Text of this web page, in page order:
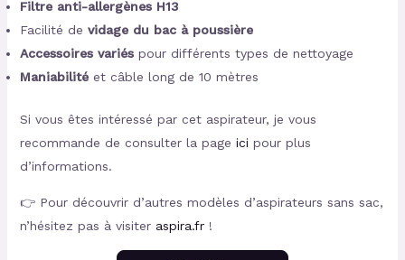
Filtre anti-allergènes H13
Facilité de vidage du bac à poussière
Accessoires variéspour différents types de nettoyage
Maniabilitéet câble long de 10 mètres
Si vous êtes intéressé par cet aspirateur, je vous
recommande de consulter la page ici pour plus
d’informations.
👉 Pour découvrir d’autres modèles d’aspirateurs sans sac,
n’hésitez pas à visiter aspira.fr!